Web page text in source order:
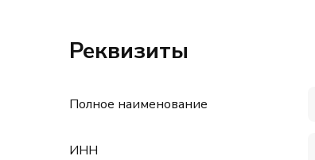
Реквизиты
Полное наименование
ИНН